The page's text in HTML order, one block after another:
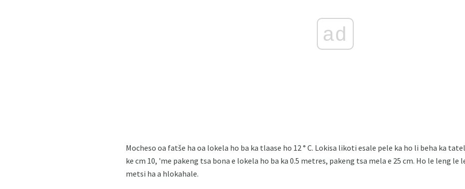
ad
Mocheso oa fatše ha oa lokela ho ba ka tlaase ho 12 ° C. Lokisa likoti esale pele ka ho li beha ka
ke cm 10, 'me pakeng tsa bona e lokela ho ba ka 0.5 metres, pakeng tsa mela e 25 cm. Ho le leng le
metsi ha a hlokahale.